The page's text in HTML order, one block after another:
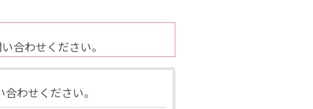
合わせください。
わせください。